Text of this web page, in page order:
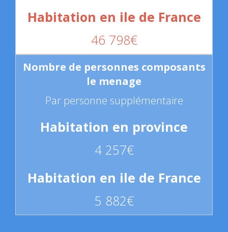
46 798€
Par personne supplémentaire
4 257€
5 882€